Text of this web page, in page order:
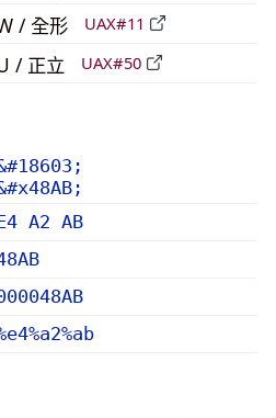
/ 全形 UAX#11
/ 正立 UAX#50
A2 AB